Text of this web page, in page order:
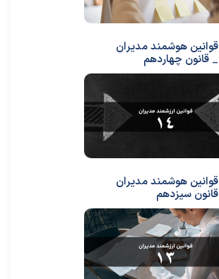
قوانین هوشمند مدیران
_ قانون چهاردهم
قوانین هوشمند مدیران
قانون سیزدهم